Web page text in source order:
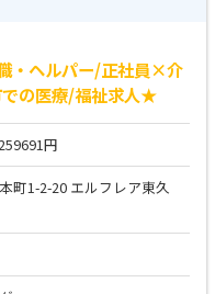
・ヘルパー/正社員×介
の医療/福祉求人★
円
町1-2-20 エルフレア東久